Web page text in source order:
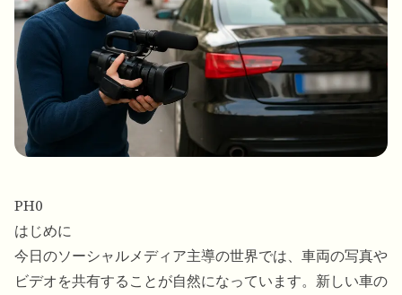
PH0
はじめに
今日のソーシャルメディア主導の世界では、車両の写真や
ビデオを共有することが自然になっています。新しい車の